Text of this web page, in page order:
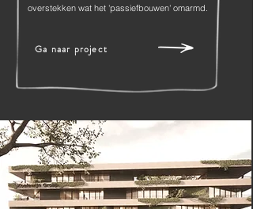
overstekken wat het 'passiefbouwen' omarmd.
Ga naar project